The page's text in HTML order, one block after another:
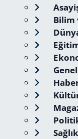
Bilim
Genel
Sağlık